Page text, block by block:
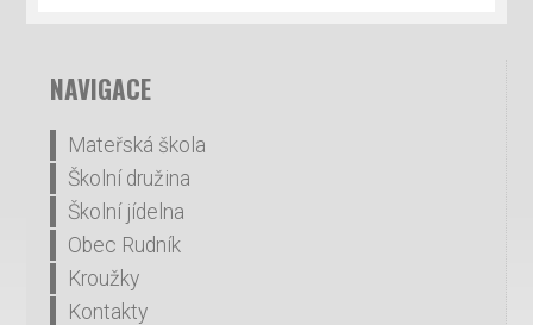
NAVIGACE
Mateřská škola
Školní družina
Školní jídelna
Obec Rudník
Kroužky
Kontakty